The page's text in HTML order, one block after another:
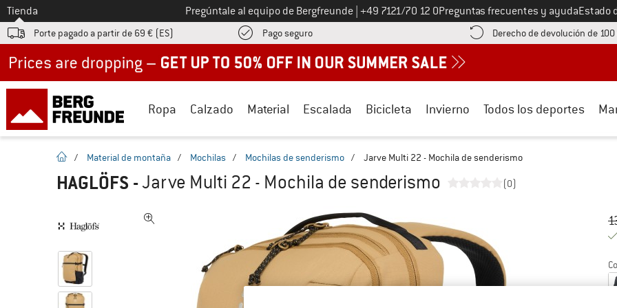
A la
Tienda Pregúntale al equipo de Bergfreunde Llámenos al
+49 7121/70 12 0Preguntas frecuentes y ayudaEstado
Porte pagado a partir de 69 € (ES) Pago seguro¡encuentre información sobre el pago aquí! Se abre en una ventana de
Derecho de devolución de
Ropa Calzado Material Escalada Bicicleta Invierno Todos los deportes
la pagina de inicio
/ Material de montaña / Mochilas / Mochilas de senderismo / Jarve Multi 22 - Mochila de senderismo
HAGLÖFS -Jarve Multi 22 - Mochila de senderismo (0)